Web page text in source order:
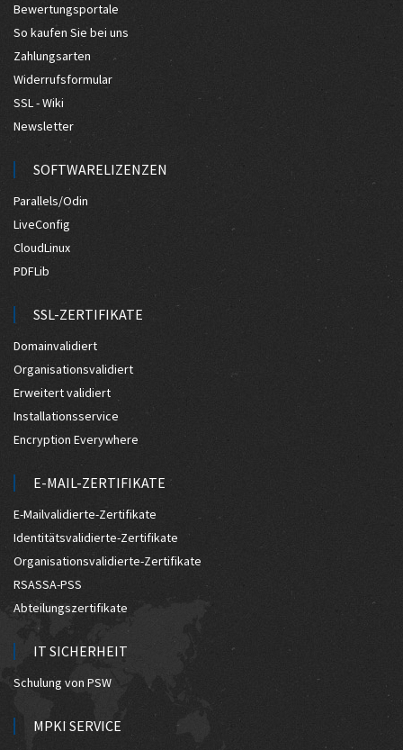
Bewertungsportale
So kaufen Sie bei uns
Zahlungsarten
Widerrufsformular
SSL - Wiki
Newsletter
SOFTWARELIZENZEN
Parallels/Odin
LiveConfig
CloudLinux
PDFLib
SSL-ZERTIFIKATE
Domainvalidiert
Organisationsvalidiert
Erweitert validiert
Installationsservice
Encryption Everywhere
E-MAIL-ZERTIFIKATE
E-Mailvalidierte-Zertifikate
Identitätsvalidierte-Zertifikate
Organisationsvalidierte-Zertifikate
RSASSA-PSS
Abteilungszertifikate
IT SICHERHEIT
Schulung von PSW
MPKI SERVICE